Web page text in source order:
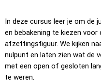
In deze cursus leer je om de
en bebakening te kiezen voor
afzettingsfiguur. We kijken
nulpunt en laten zien wat de
met een open of gesloten
te weren.